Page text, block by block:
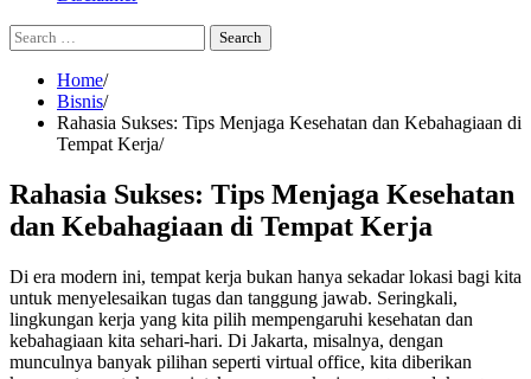
Search
for:
Home
Bisnis
Rahasia Sukses: Tips Menjaga Kesehatan dan Kebahagiaan di
Tempat Kerja
Rahasia Sukses: Tips Menjaga Kesehatan
dan Kebahagiaan di Tempat Kerja
Di era modern ini, tempat kerja bukan hanya sekadar lokasi bagi kita
untuk menyelesaikan tugas dan tanggung jawab. Seringkali,
lingkungan kerja yang kita pilih mempengaruhi kesehatan dan
kebahagiaan kita sehari-hari. Di Jakarta, misalnya, dengan
munculnya banyak pilihan seperti virtual office, kita diberikan